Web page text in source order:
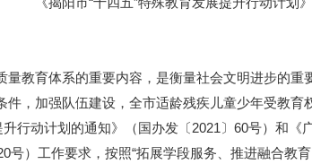
育体系的重要内容，是衡量社会文明进步的重
，加强队伍建设，全市适龄残疾儿童少年受教
行动计划的通知》（国办发〔2021〕60号）和
）工作要求，按照“拓展学段服务、推进融合教